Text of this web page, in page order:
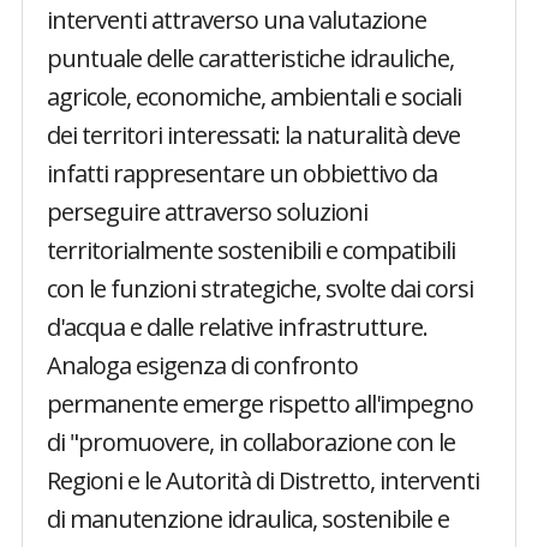
interventi attraverso una valutazione
puntuale delle caratteristiche idrauliche,
agricole, economiche, ambientali e sociali
dei territori interessati: la naturalità deve
infatti rappresentare un obbiettivo da
perseguire attraverso soluzioni
territorialmente sostenibili e compatibili
con le funzioni strategiche, svolte dai corsi
d'acqua e dalle relative infrastrutture.
Analoga esigenza di confronto
permanente emerge rispetto all'impegno
di "promuovere, in collaborazione con le
Regioni e le Autorità di Distretto, interventi
di manutenzione idraulica, sostenibile e